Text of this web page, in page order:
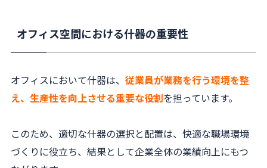
オフィス空間における什器の重要性
オフィスにおいて什器は、 従業員が業務を行う環境を整
え、生産性を向上させる重要な役割を担っています。
このため、適切な什器の選択と配置は、快適な職場環境
づくりに役立ち、結果として企業全体の業績向上にもつ